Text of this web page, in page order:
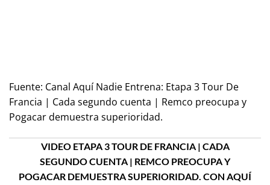
Fuente: Canal Aquí Nadie Entrena: Etapa 3 Tour De
Francia | Cada segundo cuenta | Remco preocupa y
Pogacar demuestra superioridad.
VIDEO ETAPA 3 TOUR DE FRANCIA | CADA
SEGUNDO CUENTA | REMCO PREOCUPA Y
POGACAR DEMUESTRA SUPERIORIDAD. CON AQUÍ